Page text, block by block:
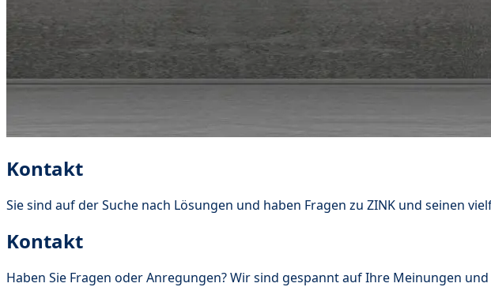
Kontakt
Sie sind auf der Suche nach Lösungen und haben Fragen zu ZINK und seinen
Kontakt
Haben Sie Fragen oder Anregungen? Wir sind gespannt auf Ihre Meinungen